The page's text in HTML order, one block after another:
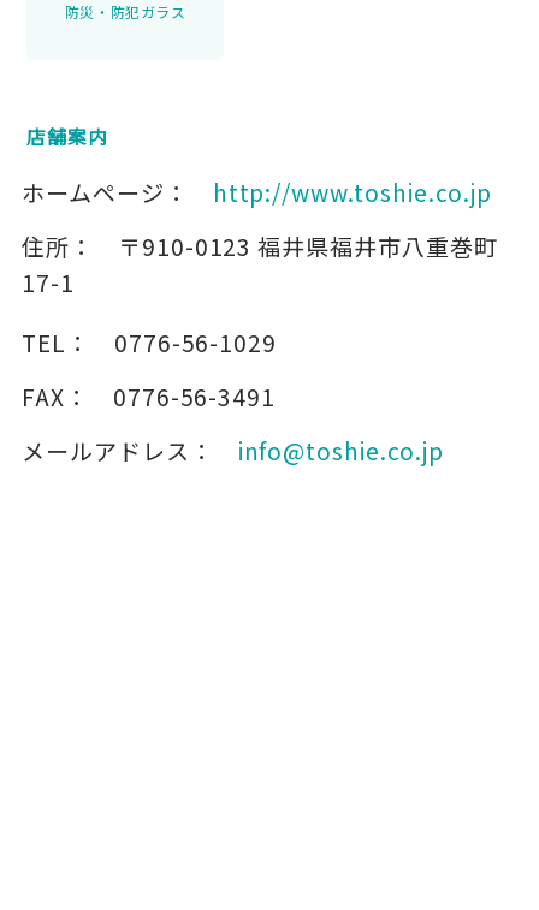
防災・防犯ガラス
店舗案内
ホームページ：
http://www.toshie.co.jp
住所：
〒910-0123 福井県福井市八重巻町
17-1
TEL：
0776-56-1029
FAX：
0776-56-3491
メールアドレス：
info@toshie.co.jp